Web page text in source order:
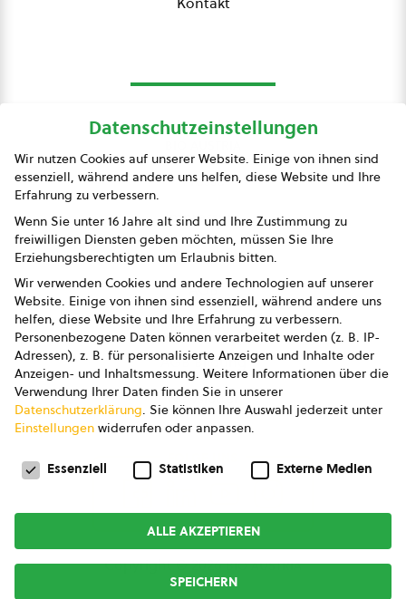
Presse
Impressum
Datenschutz
AGB
AGB Marketing GmbH
AGB Bildung
Newsletter
Copyright © 2026bio austria
Datenschutzeinstellungen
Wir nutzen Cookies auf unserer Website. Einige von ihnen sind
essenziell, während andere uns helfen, diese Website und Ihre
Erfahrung zu verbessern.
Wenn Sie unter 16 Jahre alt sind und Ihre Zustimmung zu
freiwilligen Diensten geben möchten, müssen Sie Ihre
Erziehungsberechtigten um Erlaubnis bitten.
Wir verwenden Cookies und andere Technologien auf unserer
Website. Einige von ihnen sind essenziell, während andere uns
helfen, diese Website und Ihre Erfahrung zu verbessern.
Personenbezogene Daten können verarbeitet werden (z. B. IP-
Adressen), z. B. für personalisierte Anzeigen und Inhalte oder
Anzeigen- und Inhaltsmessung. Weitere Informationen über die
Verwendung Ihrer Daten finden Sie in unserer
Datenschutzerklärung. Sie können Ihre Auswahl jederzeit unter
Einstellungen widerrufen oder anpassen.
Datenschutzeinstellungen
Essenziell Statistiken Externe Medien
ALLE AKZEPTIEREN
SPEICHERN